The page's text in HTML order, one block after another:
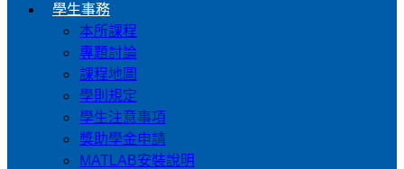
學生事務
本所課程
專題討論
課程地圖
學則規定
學生注意事項
獎助學金申請
MATLAB安裝說明